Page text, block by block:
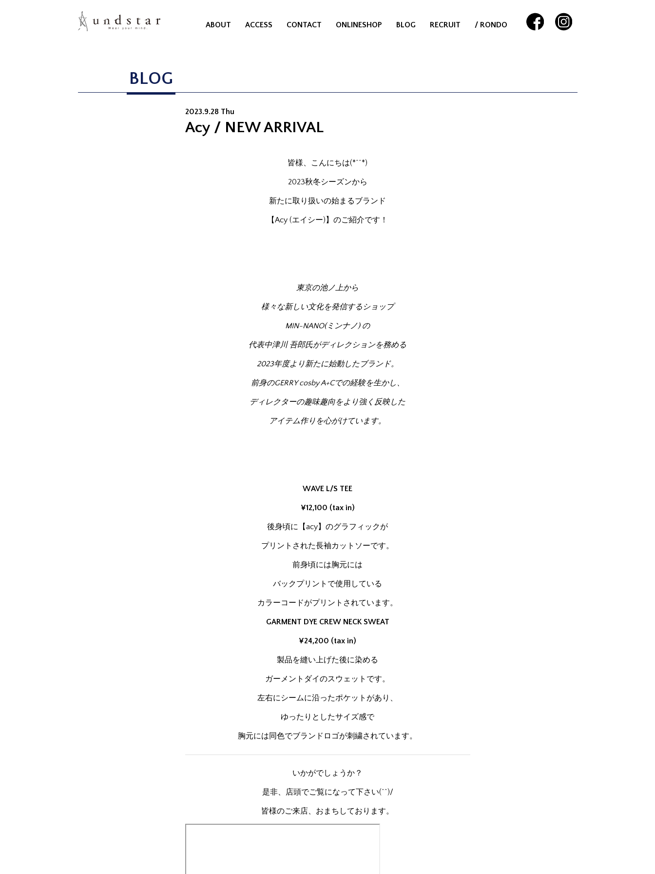
ABOUT ACCESS CONTACT ONLINESHOP BLOG RECRUIT / RONDO
BLOG
2023.9.28 Thu
Acy / NEW ARRIVAL
皆様、こんにちは(*^^*)
2023秋冬シーズンから
新たに取り扱いの始まるブランド
【Acy (エイシー)】のご紹介です！
東京の池ノ上から
様々な新しい文化を発信するショップ
MIN-NANO(ミンナノ) の
代表中津川 吾郎氏がディレクションを務める
2023年度より新たに始動したブランド。
前身のGERRY cosby A+Cでの経験を生かし、
ディレクターの趣味趣向をより強く反映した
アイテム作りを心がけています。
WAVE L/S TEE
¥12,100 (tax in)
後身頃に【acy】のグラフィックが
プリントされた長袖カットソーです。
前身頃には胸元には
バックプリントで使用している
カラーコードがプリントされています。
GARMENT DYE CREW NECK SWEAT
¥24,200 (tax in)
製品を縫い上げた後に染める
ガーメントダイのスウェットです。
左右にシームに沿ったポケットがあり、
ゆったりとしたサイズ感で
胸元には同色でブランドロゴが刺繍されています。
いかがでしょうか？
是非、店頭でご覧になって下さい(^^)/
皆様のご来店、おまちしております。